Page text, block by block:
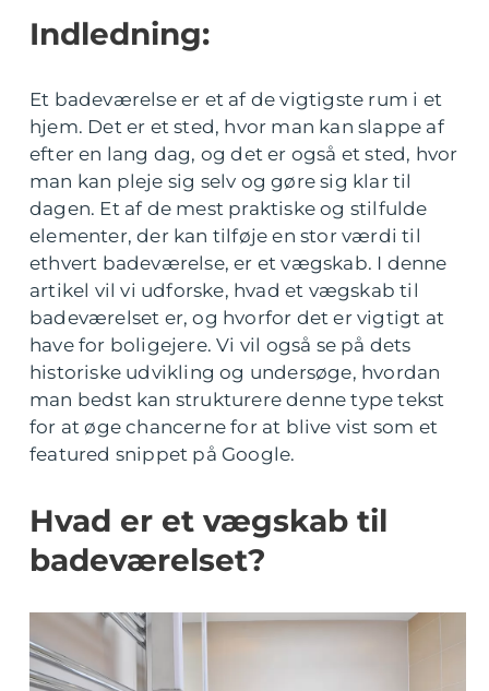
Indledning:
Et badeværelse er et af de vigtigste rum i et
hjem. Det er et sted, hvor man kan slappe af
efter en lang dag, og det er også et sted, hvor
man kan pleje sig selv og gøre sig klar til
dagen. Et af de mest praktiske og stilfulde
elementer, der kan tilføje en stor værdi til
ethvert badeværelse, er et vægskab. I denne
artikel vil vi udforske, hvad et vægskab til
badeværelset er, og hvorfor det er vigtigt at
have for boligejere. Vi vil også se på dets
historiske udvikling og undersøge, hvordan
man bedst kan strukturere denne type tekst
for at øge chancerne for at blive vist som et
featured snippet på Google.
Hvad er et vægskab til
badeværelset?